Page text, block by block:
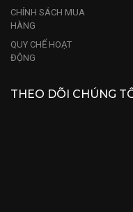
CHÍNH SÁCH MUA
HÀNG
QUY CHẾ HOẠT
ĐỘNG
THEO DÕI CHÚNG